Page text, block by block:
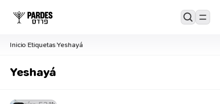
Inicio/Etiquetas/Yeshayá
Yeshayá